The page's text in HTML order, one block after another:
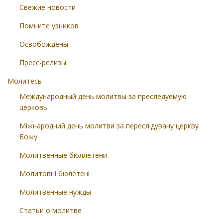
Свежие новости
Помните узников
Освобождены
Пресс-релизы
Молитесь
Международный день молитвы за преследуемую
церковь
Міжнародний день молитви за переслідувану церкву
Божу
Молитвенные бюллетени
Молитовні бюлетені
Молитвенные нужды
Статьи о молитве